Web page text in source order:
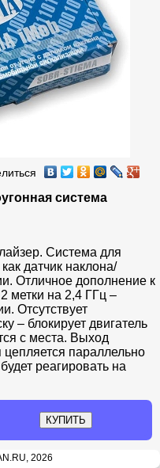
система
Система для
датчик наклона/
Отличное дополнение к
метки на 2,4 ГГц –
Отсутствует
– блокирует двигатель
с места. Выход
параллельно
реагировать на
2026